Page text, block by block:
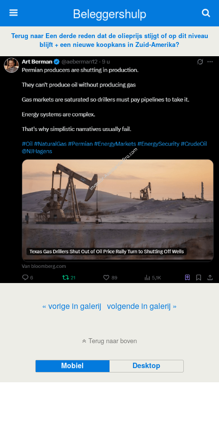
Beleggershulp
Terug naar Een derde reden dat de olieprijs stijgt of op dit niveau
blijft + een nieuwe koopkans in Zuid-Amerika?
« vorige in galerij volgende in galerij »
Terug naar boven
Mobiel Desktop